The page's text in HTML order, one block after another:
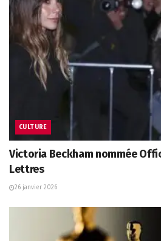
CULTURE
Victoria Beckham nommée
Lettres
26 janvier 2026